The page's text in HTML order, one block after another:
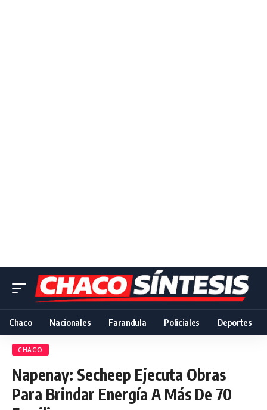
Chaco Nacionales Farandula Policiales Deportes
CHACO
Napenay: Secheep Ejecuta Obras
Para Brindar Energía A Más De 70